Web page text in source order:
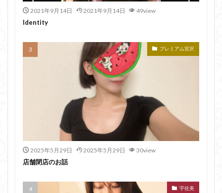
2021年9月14日 2021年9月14日 49view
Identity
プレミアム宮沢
2025年5月29日 2025年5月29日 30view
店舗閉店のお話
宇佐美